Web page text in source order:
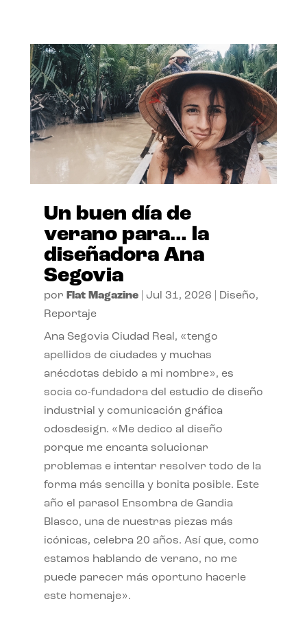
Un buen día de
verano para… la
diseñadora Ana
Segovia
por Flat Magazine| Jul 31, 2026 Diseño,
Reportaje
Ana Segovia Ciudad Real, «tengo
apellidos de ciudades y muchas
anécdotas debido a mi nombre», es
socia co-fundadora del estudio de diseño
industrial y comunicación gráfica
odosdesign. «Me dedico al diseño
porque me encanta solucionar
problemas e intentar resolver todo de la
forma más sencilla y bonita posible. Este
año el parasol Ensombra de Gandia
Blasco, una de nuestras piezas más
icónicas, celebra 20 años. Así que, como
estamos hablando de verano, no me
puede parecer más oportuno hacerle
este homenaje».